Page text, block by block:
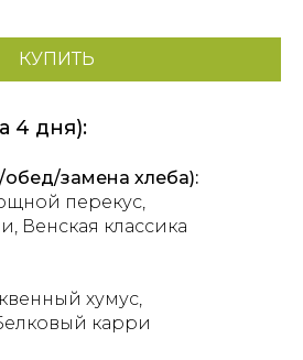
КУПИТЬ
4 дня):
замена хлеба):
перекус,
Венская классика
хумус,
карри